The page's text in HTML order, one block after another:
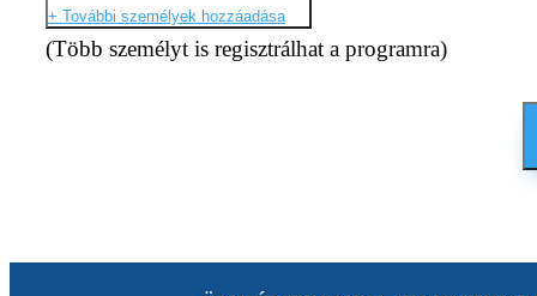
+ További személyek hozzáadása
(Több személyt is regisztrálhat a programra)